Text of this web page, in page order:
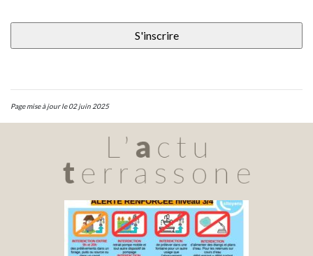
Page mise à jour le 02 juin 2025